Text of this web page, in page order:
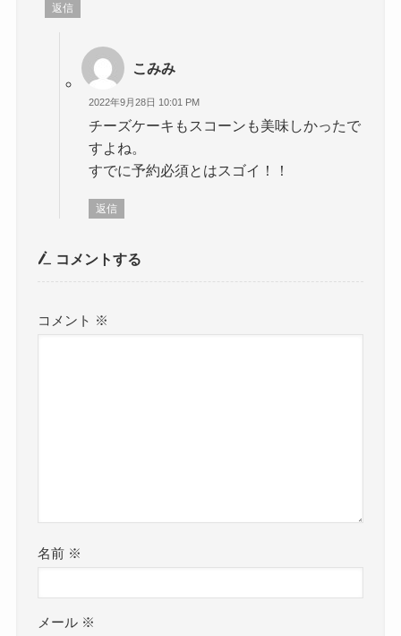
返信
こみみ
2022年9月28日 10:01 PM
チーズケーキもスコーンも美味しかったで
すよね。
すでに予約必須とはスゴイ！！
返信
コメントする
コメント ※
名前 ※
メール ※